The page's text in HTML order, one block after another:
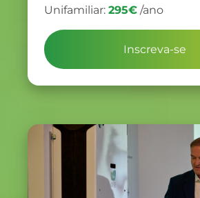
Unifamiliar: 295€ /ano
Inscreva-se